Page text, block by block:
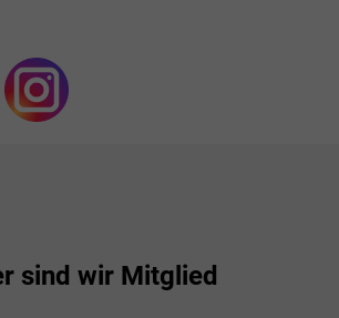
sind wir Mitglied